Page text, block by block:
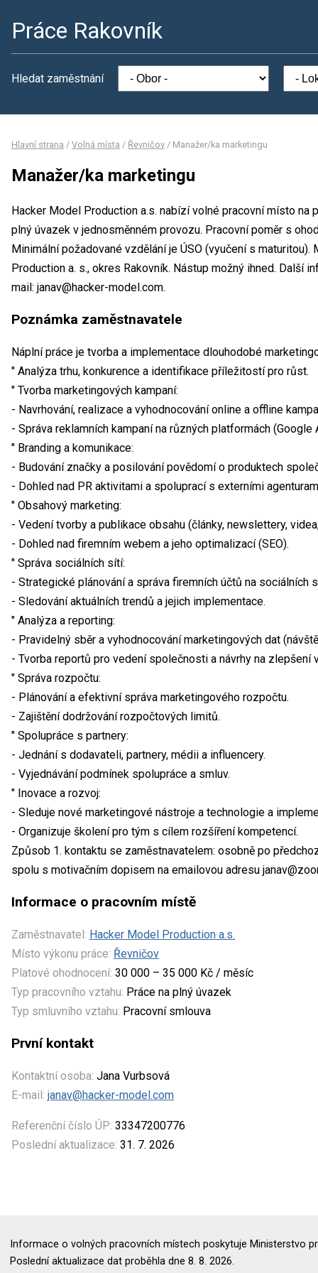
Práce Rakovník
Hledat zaměstnání
Hlavní strana / Volná místa / Řevničov / Manažer/ka marketingu
Manažer/ka marketingu
Hacker Model Production a.s. nabízí volné pracovní místo na
plný úvazek v jednosměnném provozu. Pracovní poměr s
Minimální požadované vzdělání je ÚSO (vyučení s
Production a. s., okres Rakovník. Nástup možný ihned. Další
mail: janav@hacker-model.com.
Poznámka zaměstnavatele
Náplní práce je tvorba a implementace dlouhodobé
" Analýza trhu, konkurence a identifikace příležitostí pro růst.
" Tvorba marketingových kampaní:
- Navrhování, realizace a vyhodnocování online a offline
- Správa reklamních kampaní na různých platformách
" Branding a komunikace:
- Budování značky a posilování povědomí o produktech
- Dohled nad PR aktivitami a spoluprací s externími
" Obsahový marketing:
- Vedení tvorby a publikace obsahu (články, newslettery,
- Dohled nad firemním webem a jeho optimalizací (SEO).
" Správa sociálních sítí:
- Strategické plánování a správa firemních účtů na sociálních
- Sledování aktuálních trendů a jejich implementace.
" Analýza a reporting:
- Pravidelný sběr a vyhodnocování marketingových dat
- Tvorba reportů pro vedení společnosti a návrhy na zlepšení
" Správa rozpočtu:
- Plánování a efektivní správa marketingového rozpočtu.
- Zajištění dodržování rozpočtových limitů.
" Spolupráce s partnery:
- Jednání s dodavateli, partnery, médii a influencery.
- Vyjednávání podmínek spolupráce a smluv.
" Inovace a rozvoj:
- Sleduje nové marketingové nástroje a technologie a
- Organizuje školení pro tým s cílem rozšíření kompetencí.
Způsob 1. kontaktu se zaměstnavatelem: osobně po
spolu s motivačním dopisem na emailovou adresu
Informace o pracovním místě
Zaměstnavatel: Hacker Model Production a.s.
Místo výkonu práce: Řevničov
Platové ohodnocení: 30 000 – 35 000 Kč / měsíc
Typ pracovního vztahu: Práce na plný úvazek
Typ smluvního vztahu: Pracovní smlouva
První kontakt
Kontaktní osoba: Jana Vurbsová
E-mail: janav@hacker-model.com
Referenční číslo ÚP: 33347200776
Poslední aktualizace: 31. 7. 2026
Informace o volných pracovních místech poskytuje Ministerstvo
Poslední aktualizace dat proběhla dne 8. 8. 2026.